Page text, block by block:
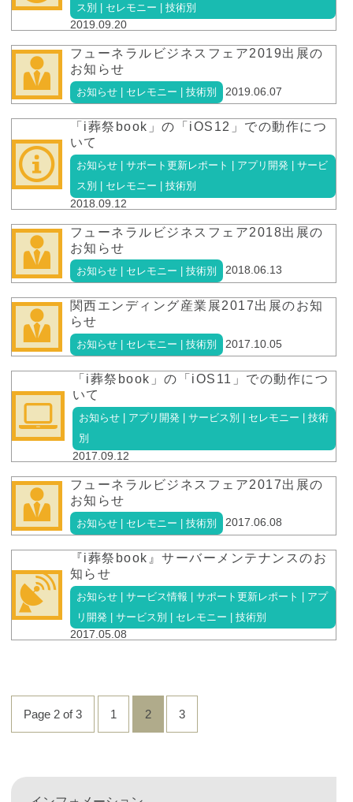
ス別 | セレモニー | 技術別
2019.09.20
フューネラルビジネスフェア2019出展の
お知らせ
お知らせ | セレモニー | 技術別 2019.06.07
「i葬祭book」の「iOS12」での動作につ
いて
お知らせ | サポート更新レポート | アプリ開発 | サービ
ス別 | セレモニー | 技術別
2018.09.12
フューネラルビジネスフェア2018出展の
お知らせ
お知らせ | セレモニー | 技術別 2018.06.13
関西エンディング産業展2017出展のお知
らせ
お知らせ | セレモニー | 技術別 2017.10.05
「i葬祭book」の「iOS11」での動作につ
いて
お知らせ | アプリ開発 | サービス別 | セレモニー | 技術
別
2017.09.12
フューネラルビジネスフェア2017出展の
お知らせ
お知らせ | セレモニー | 技術別 2017.06.08
『i葬祭book』サーバーメンテナンスのお
知らせ
お知らせ | サービス情報 | サポート更新レポート | アプ
リ開発 | サービス別 | セレモニー | 技術別
2017.05.08
Page 2 of 3 1 2 3